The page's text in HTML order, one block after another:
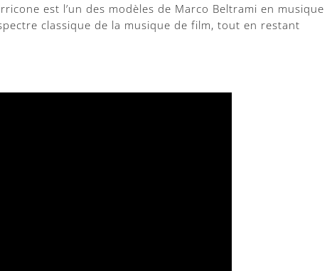
est l’un des modèles de Marco Beltrami en musique
classique de la musique de film, tout en restant